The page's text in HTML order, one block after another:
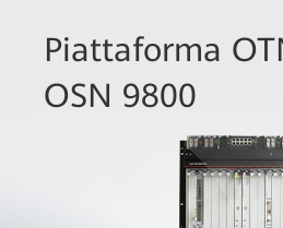
Piattaforma
OSN 9800